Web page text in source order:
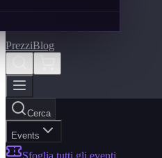
PrezziBlog
Cerca
Events
Sfoglia tutti gli eventi